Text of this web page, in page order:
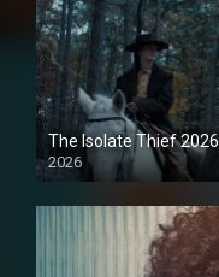
The Isolate Thief 2026
2026
1080P